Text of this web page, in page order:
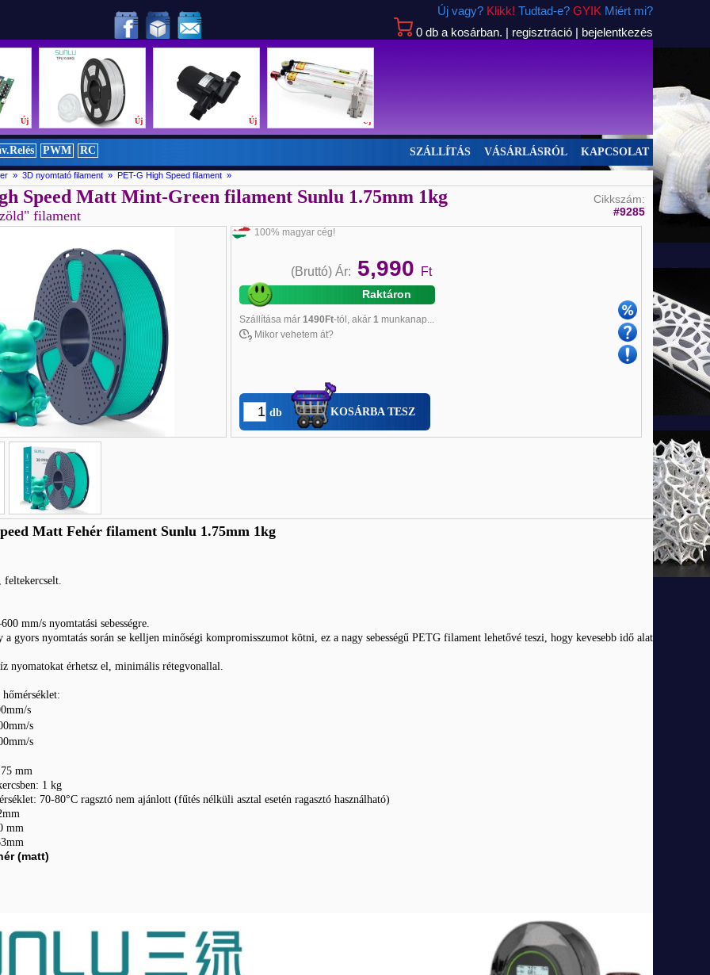
döntőjében!
0 db a kosárban. | regisztráció | bejelentkezés
Új vagy? Klikk! Tudtad-e? GYIK Miért mi?
Új Új Új Új
PWM RC SZÁLLÍTÁS VÁSÁRLÁSRÓL KAPCSOLAT
» 3D nyomtató filament » PET-G High Speed filament »
Speed Matt Mint-Green filament Sunlu 1.75mm 1kg
filament
Cikkszám:
#9285
100% magyar cég!
(Bruttó)Ár: 5,990 Ft
Raktáron
Szállítása már 1490Ft-tól, akár 1munkanap...
Mikor vehetem át?
db KOSÁRBA TESZ
Matt Fehér filament Sunlu 1.75mm 1kg
feltekercselt.
mm/s nyomtatási sebességre.
gyors nyomtatás során se kelljen minőségi kompromisszumot kötni, ez a nagy sebességű PETG filament lehetővé teszi, hogy kevesebb idő alatt
nyomatokat érhetsz el, minimális rétegvonallal.
s
s
s
mm
1 kg
70-80°C ragsztó nem ajánlott (fűtés nélküli asztal esetén ragasztó használható)
mm
(matt)